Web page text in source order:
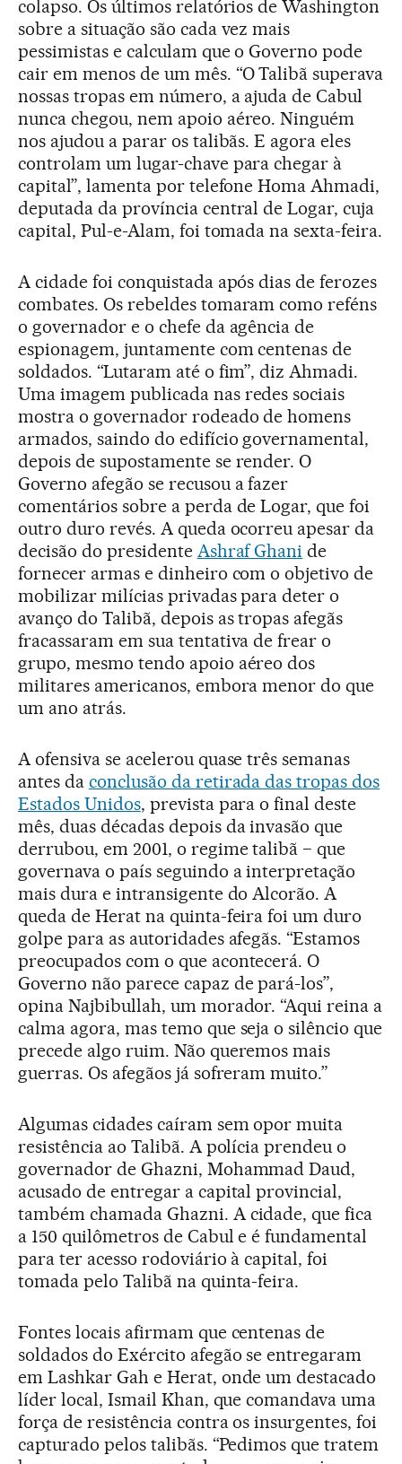
colapso. Os últimos relatórios de Washington
sobre a situação são cada vez mais
pessimistas e calculam que o Governo pode
cair em menos de um mês. “O Talibã superava
nossas tropas em número, a ajuda de Cabul
nunca chegou, nem apoio aéreo. Ninguém
nos ajudou a parar os talibãs. E agora eles
controlam um lugar-chave para chegar à
capital”, lamenta por telefone Homa Ahmadi,
deputada da província central de Logar, cuja
capital, Pul-e-Alam, foi tomada na sexta-feira.
A cidade foi conquistada após dias de ferozes
combates. Os rebeldes tomaram como reféns
o governador e o chefe da agência de
espionagem, juntamente com centenas de
soldados. “Lutaram até o fim”, diz Ahmadi.
Uma imagem publicada nas redes sociais
mostra o governador rodeado de homens
armados, saindo do edifício governamental,
depois de supostamente se render. O
Governo afegão se recusou a fazer
comentários sobre a perda de Logar, que foi
outro duro revés. A queda ocorreu apesar da
decisão do presidente Ashraf Ghani de
fornecer armas e dinheiro com o objetivo de
mobilizar milícias privadas para deter o
avanço do Talibã, depois as tropas afegãs
fracassaram em sua tentativa de frear o
grupo, mesmo tendo apoio aéreo dos
militares americanos, embora menor do que
um ano atrás.
A ofensiva se acelerou quase três semanas
antes da conclusão da retirada das tropas dos
Estados Unidos, prevista para o final deste
mês, duas décadas depois da invasão que
derrubou, em 2001, o regime talibã − que
governava o país seguindo a interpretação
mais dura e intransigente do Alcorão. A
queda de Herat na quinta-feira foi um duro
golpe para as autoridades afegãs. “Estamos
preocupados com o que acontecerá. O
Governo não parece capaz de pará-los”,
opina Najbibullah, um morador. “Aqui reina a
calma agora, mas temo que seja o silêncio que
precede algo ruim. Não queremos mais
guerras. Os afegãos já sofreram muito.”
Algumas cidades caíram sem opor muita
resistência ao Talibã. A polícia prendeu o
governador de Ghazni, Mohammad Daud,
acusado de entregar a capital provincial,
também chamada Ghazni. A cidade, que fica
a 150 quilômetros de Cabul e é fundamental
para ter acesso rodoviário à capital, foi
tomada pelo Talibã na quinta-feira.
Fontes locais afirmam que centenas de
soldados do Exército afegão se entregaram
em Lashkar Gah e Herat, onde um destacado
líder local, Ismail Khan, que comandava uma
força de resistência contra os insurgentes, foi
capturado pelos talibãs. “Pedimos que tratem